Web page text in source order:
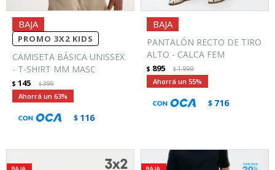
PROMO 3X2 KIDS
CAMISETA BÁSICA UNISSEX
- T-SHIRT MM MASC
$ 145 $399
63
$ 116
PANTALÓN RECTO DE TIRO
ALTO - CALCA FEM
$ 895 $1.999
55
$ 716